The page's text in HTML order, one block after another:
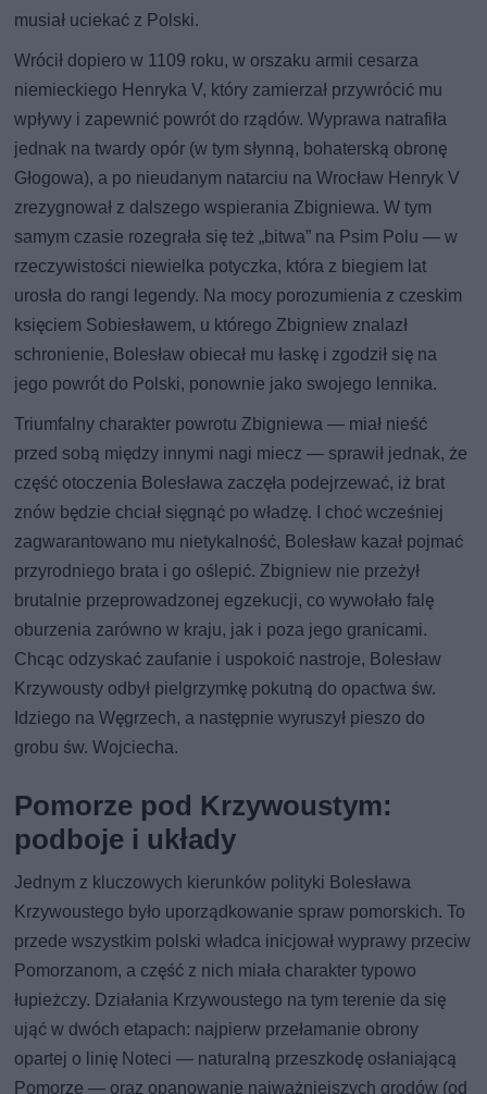
musiał uciekać z Polski.
Wrócił dopiero w 1109 roku, w orszaku armii cesarza
niemieckiego Henryka V, który zamierzał przywrócić mu
wpływy i zapewnić powrót do rządów. Wyprawa natrafiła
jednak na twardy opór (w tym słynną, bohaterską obronę
Głogowa), a po nieudanym natarciu na Wrocław Henryk V
zrezygnował z dalszego wspierania Zbigniewa. W tym
samym czasie rozegrała się też „bitwa” na Psim Polu — w
rzeczywistości niewielka potyczka, która z biegiem lat
urosła do rangi legendy. Na mocy porozumienia z czeskim
księciem Sobiesławem, u którego Zbigniew znalazł
schronienie, Bolesław obiecał mu łaskę i zgodził się na
jego powrót do Polski, ponownie jako swojego lennika.
Triumfalny charakter powrotu Zbigniewa — miał nieść
przed sobą między innymi nagi miecz — sprawił jednak, że
część otoczenia Bolesława zaczęła podejrzewać, iż brat
znów będzie chciał sięgnąć po władzę. I choć wcześniej
zagwarantowano mu nietykalność, Bolesław kazał pojmać
przyrodniego brata i go oślepić. Zbigniew nie przeżył
brutalnie przeprowadzonej egzekucji, co wywołało falę
oburzenia zarówno w kraju, jak i poza jego granicami.
Chcąc odzyskać zaufanie i uspokoić nastroje, Bolesław
Krzywousty odbył pielgrzymkę pokutną do opactwa św.
Idziego na Węgrzech, a następnie wyruszył pieszo do
grobu św. Wojciecha.
Pomorze pod Krzywoustym:
podboje i układy
Jednym z kluczowych kierunków polityki Bolesława
Krzywoustego było uporządkowanie spraw pomorskich. To
przede wszystkim polski władca inicjował wyprawy przeciw
Pomorzanom, a część z nich miała charakter typowo
łupieżczy. Działania Krzywoustego na tym terenie da się
ująć w dwóch etapach: najpierw przełamanie obrony
opartej o linię Noteci — naturalną przeszkodę osłaniającą
Pomorze — oraz opanowanie najważniejszych grodów (od